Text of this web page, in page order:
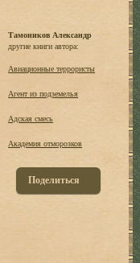
Тамоников Александр
другие книги автора:
Авиационные террористы
Агент из подземелья
Адская смесь
Академия отморозков
Поделиться